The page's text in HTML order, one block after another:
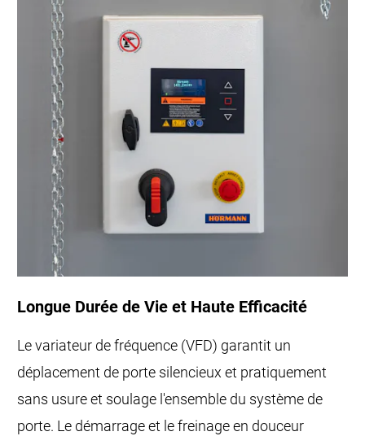
Longue Durée de Vie et Haute Efficacité
Le variateur de fréquence (VFD) garantit un
déplacement de porte silencieux et pratiquement
sans usure et soulage l'ensemble du système de
porte. Le démarrage et le freinage en douceur